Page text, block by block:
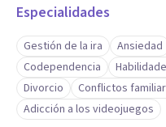
Especialidades
Gestión de la ira Ansiedad
Codependencia
Divorcio
Conflictos
Adicción a los videojuegos